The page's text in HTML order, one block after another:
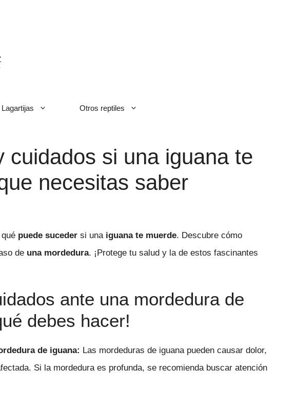
Lagartijas Otros reptiles
cuidados si una iguana te
necesitas saber
puede suceder si una iguana te muerde. Descubre cómo
de una mordedura. ¡Protege tu salud y la de estos fascinantes
ante una mordedura de
debes hacer!
de iguana: Las mordeduras de iguana pueden causar dolor,
Si la mordedura es profunda, se recomienda buscar atención